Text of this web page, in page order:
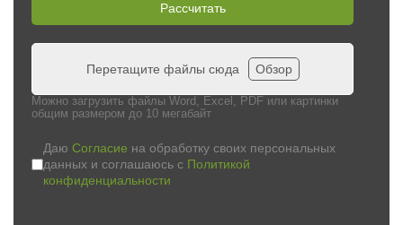
Рассчитать
Перетащите файлы сюда Обзор
Можно загрузить файлы Word, Excel, PDF или картинки
общим размером до 10 мегабайт
Даю Согласие на обработку своих персональных
данных и соглашаюсь с Политикой
конфиденциальности